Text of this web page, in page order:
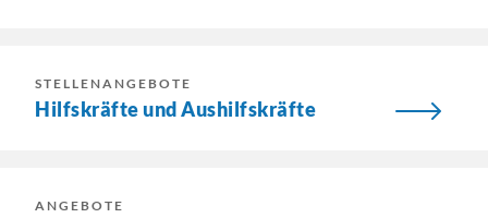
STELLENANGEBOTE
Hilfskräfte und Aushilfskräfte
ANGEBOTE